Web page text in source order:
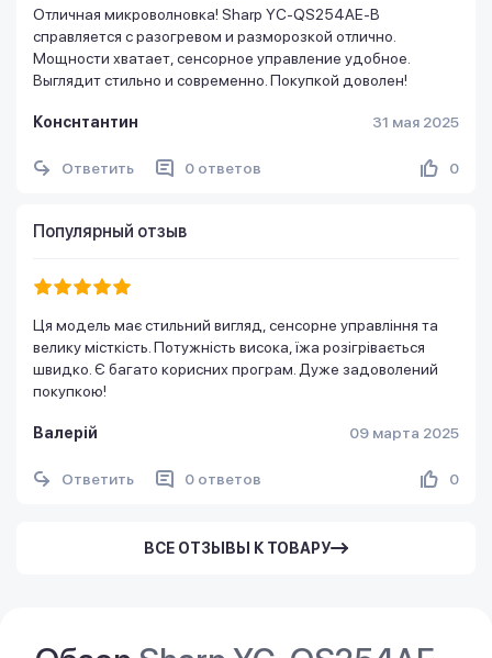
Отличная микроволновка! Sharp YC-QS254AE-B
справляется с разогревом и разморозкой отлично.
Мощности хватает, сенсорное управление удобное.
Выглядит стильно и современно. Покупкой доволен!
Конснтантин 31 мая 2025
Ответить 0 ответов 0
Популярный отзыв
Ця модель має стильний вигляд, сенсорне управління та
велику місткість. Потужність висока, їжа розігрівається
швидко. Є багато корисних програм. Дуже задоволений
покупкою!
Валерій 09 марта 2025
Ответить 0 ответов 0
ВСЕ ОТЗЫВЫ К ТОВАРУ